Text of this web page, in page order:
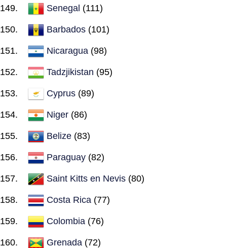
Senegal (111)
Barbados (101)
Nicaragua (98)
Tadzjikistan (95)
Cyprus (89)
Niger (86)
Belize (83)
Paraguay (82)
Saint Kitts en Nevis (80)
Costa Rica (77)
Colombia (76)
Grenada (72)